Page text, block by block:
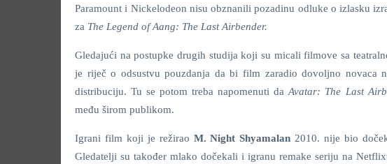
Paramount i Nickelodeon nisu obznanili pozadinu odluke o izlasku
za The Legend of Aang: The Last Airbender.
Gledajući na postupke drugih studija koji su micali filmove sa
je riječ o odsustvu pouzdanja da bi film zaradio dovoljno novaca
distribuciju. Tu se potom treba napomenuti daAvatar: The Last
među širom publikom.
Igrani film koji je režirao M. Night Shyamalan 2010. nije bio
Gledatelji su također mlako dočekali i igranu remake seriju na